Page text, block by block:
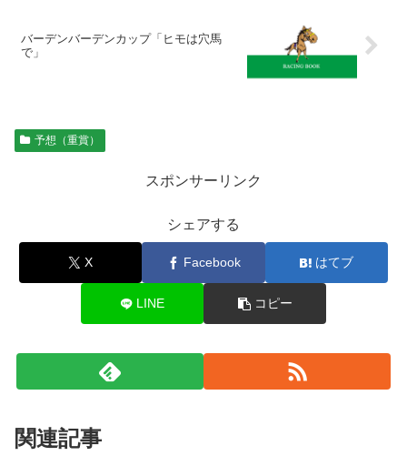
バーデンバーデンカップ「ヒモは穴馬
で」
予想（重賞）
スポンサーリンク
シェアする
X Facebook はてブ
LINE コピー
関連記事